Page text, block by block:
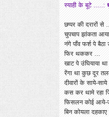
स्याही के बूटे .....:
छप्पर की दरारों से
चुपचाप झांकता
नंगे पाँव फर्श पे
फिर थककर ...
खाट पे उंघियाया था
रेंगा था कुछ दूर
दीवारों के साये-साये
कस कर थामे रहा
फिसलन कोई आये-
बिन कोयला दहकाए